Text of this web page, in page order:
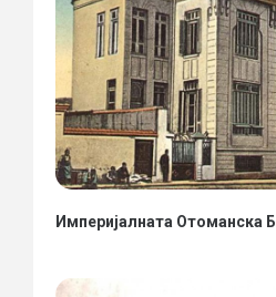
Империјалната Отоманска